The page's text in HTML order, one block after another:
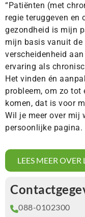
“Patiënten (met
regie teruggeven en
gezondheid is mijn
mijn basis vanuit de
verscheidenheid
ervaring als
Het vinden én
probleem, om zo tot
komen, dat is voor
Wil je meer over mij
persoonlijke pagina.
LEES MEER OVER
088-0102300